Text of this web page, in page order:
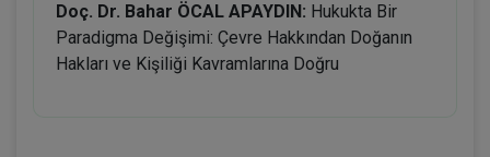
Doç. Dr. Bahar ÖCAL APAYDIN: Hukukta Bir
Paradigma Değişimi: Çevre Hakkından Doğanın
Hakları ve Kişiliği Kavramlarına Doğru